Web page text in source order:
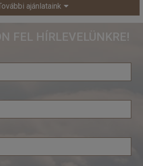
ajánlataink
FEL HÍRLEVELÜNKRE!